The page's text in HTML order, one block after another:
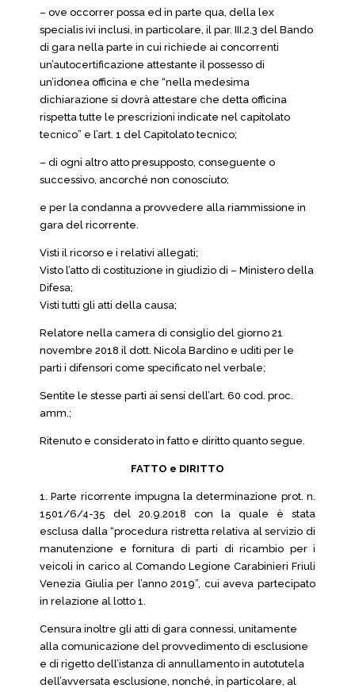
– ove occorrer possa ed in parte qua, della lex
specialis ivi inclusi, in particolare, il par. III.2.3 del Bando
di gara nella parte in cui richiede ai concorrenti
un’autocertificazione attestante il possesso di
un’idonea officina e che “nella medesima
dichiarazione si dovrà attestare che detta officina
rispetta tutte le prescrizioni indicate nel capitolato
tecnico” e l’art. 1 del Capitolato tecnico;
– di ogni altro atto presupposto, conseguente o
successivo, ancorché non conosciuto;
e per la condanna a provvedere alla riammissione in
gara del ricorrente.
Visti il ricorso e i relativi allegati;
Visto l’atto di costituzione in giudizio di – Ministero della
Difesa;
Visti tutti gli atti della causa;
Relatore nella camera di consiglio del giorno 21
novembre 2018 il dott. Nicola Bardino e uditi per le
parti i difensori come specificato nel verbale;
Sentite le stesse parti ai sensi dell’art. 60 cod. proc.
amm.;
Ritenuto e considerato in fatto e diritto quanto segue.
FATTO e DIRITTO
1. Parte ricorrente impugna la determinazione prot. n.
1501/6/4-35 del 20.9.2018 con la quale è stata
esclusa dalla “procedura ristretta relativa al servizio di
manutenzione e fornitura di parti di ricambio per i
veicoli in carico al Comando Legione Carabinieri Friuli
Venezia Giulia per l’anno 2019”, cui aveva partecipato
in relazione al lotto 1.
Censura inoltre gli atti di gara connessi, unitamente
alla comunicazione del provvedimento di esclusione
e di rigetto dell’istanza di annullamento in autotutela
dell’avversata esclusione, nonché, in particolare, al